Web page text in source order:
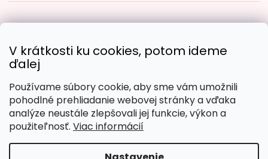
V krátkosti ku cookies, potom ideme
ďalej
Používame súbory cookie, aby sme vám umožnili
pohodlné prehliadanie webovej stránky a vďaka
analýze neustále zlepšovali jej funkcie, výkon a
použiteľnosť. Viac informácií
Obľúbené spôsoby platby: